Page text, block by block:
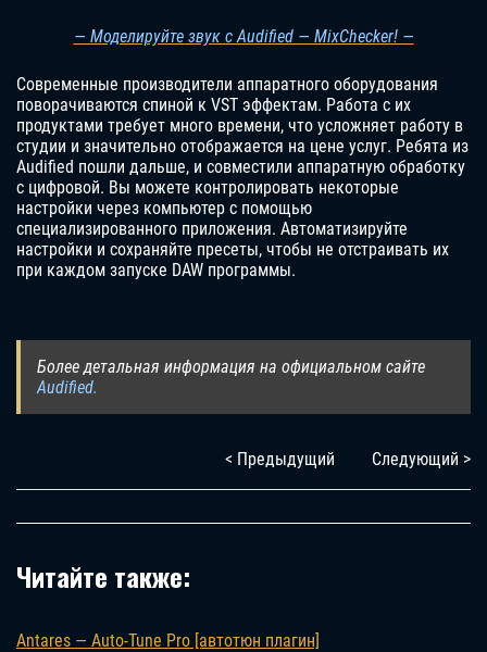
— Моделируйте звук с Audified — MixChecker! —
Современные производители аппаратного оборудования
поворачиваются спиной к VST эффектам. Работа с их
продуктами требует много времени, что усложняет работу в
студии и значительно отображается на цене услуг. Ребята из
Audified пошли дальше, и совместили аппаратную обработку
с цифровой. Вы можете контролировать некоторые
настройки через компьютер с помощью
специализированного приложения. Автоматизируйте
настройки и сохраняйте пресеты, чтобы не отстраивать их
при каждом запуске DAW программы.
Более детальная информация на официальном сайте
Audified.
< Предыдущий Следующий >
Читайте также:
Antares — Auto-Tune Pro [автотюн плагин]